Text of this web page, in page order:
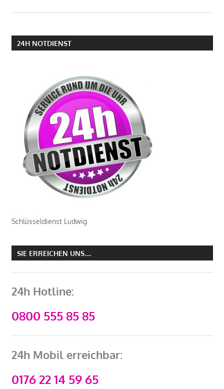
24H NOTDIENST
Schlüsseldienst Ludwig
SIE ERREICHEN UNS…
24h Hotline:
0800 555 85 85
24h Mobil erreichbar:
0176 22 14 59 65